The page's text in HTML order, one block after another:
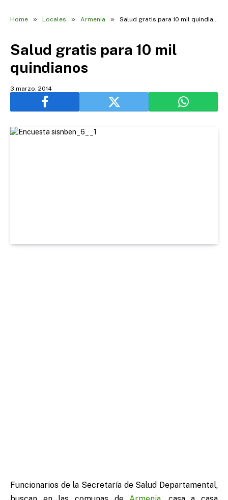
Home » Locales » Armenia » Salud gratis para 10 mil quindianos
Salud gratis para 10 mil
quindianos
3 marzo, 2014
Funcionarios de la Secretaría de Salud Departamental,